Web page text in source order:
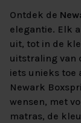
Ontdek de
elegantie. Elk
uit, tot in de
uitstraling van
iets unieks toe
Newark
wensen, met
matras, de